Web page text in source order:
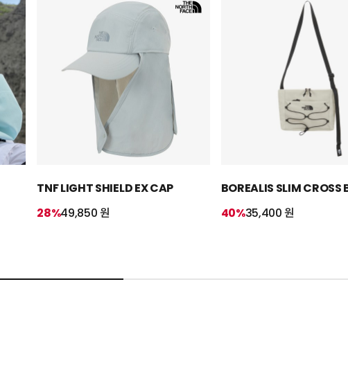
TNF LIGHT SHIELD EX CAP
49,850 원
28%
BOREALIS SLIM CROSS
35,400 원
40%